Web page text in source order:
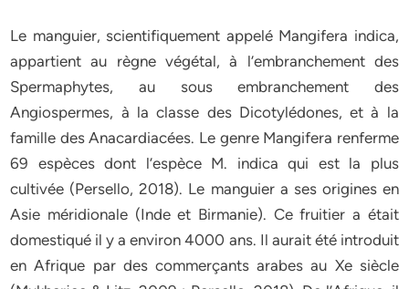
Le manguier, scientifiquement appelé Mangifera indica,
appartient au règne végétal, à l’embranchement des
Spermaphytes, au sous embranchement des
Angiospermes, à la classe des Dicotylédones, et à la
famille des Anacardiacées. Le genre Mangifera renferme
69 espèces dont l’espèce M. indica qui est la plus
cultivée (Persello, 2018). Le manguier a ses origines en
Asie méridionale (Inde et Birmanie). Ce fruitier a était
domestiqué il y a environ 4000 ans. Il aurait été introduit
en Afrique par des commerçants arabes au Xe siècle